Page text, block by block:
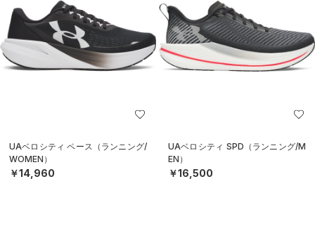
UAベロシティ ペース（ランニング/
WOMEN）
￥14,960
UAベロシティ SPD（ランニング/M
EN）
￥16,500